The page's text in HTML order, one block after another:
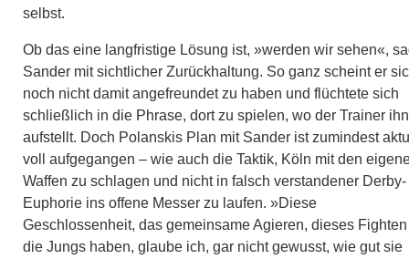
selbst.
Ob das eine langfristige Lösung ist, »werden wir sehen«,
Sander mit sichtlicher Zurückhaltung. So ganz scheint er
noch nicht damit angefreundet zu haben und flüchtete sich
schließlich in die Phrase, dort zu spielen, wo der Trainer ihn
aufstellt. Doch Polanskis Plan mit Sander ist zumindest
voll aufgegangen – wie auch die Taktik, Köln mit den
Waffen zu schlagen und nicht in falsch verstandener Derby-
Euphorie ins offene Messer zu laufen. »Diese
Geschlossenheit, das gemeinsame Agieren, dieses
die Jungs haben, glaube ich, gar nicht gewusst, wie gut sie